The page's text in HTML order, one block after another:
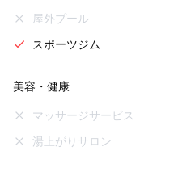
屋外プール
スポーツジム
美容・健康
マッサージサービス
湯上がりサロン